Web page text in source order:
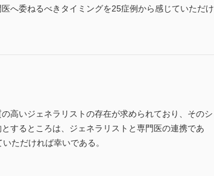
へ委ねるべきタイミングを25症例から感じていただけ
高いジェネラリストの存在が求められており、そのシ
するところは、ジェネラリストと専門医の連携であ
ただければ幸いである。